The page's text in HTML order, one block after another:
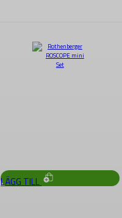
Ridgid Sökenhet ST-510
LÄGG TILL